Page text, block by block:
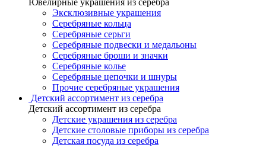
Ювелирные украшения из серебра
Эксклюзивные украшения
Серебряные кольца
Серебряные серьги
Серебряные подвески и медальоны
Серебряные броши и значки
Серебряные колье
Серебряные цепочки и шнуры
Прочие серебряные украшения
Детский ассортимент из серебра
Детский ассортимент из серебра
Детские украшения из серебра
Детские столовые приборы из серебра
Детская посуда из серебра